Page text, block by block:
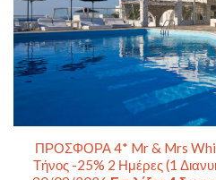
ΠΡΟΣΦΟΡΑ 4* Mr & Mrs
Τήνος -25% 2 Ημέρες (1